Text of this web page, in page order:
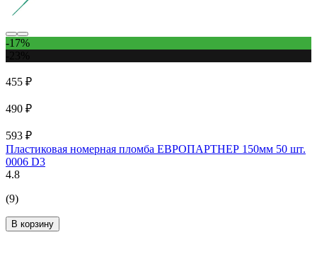
-17%
455 ₽
490 ₽
593 ₽
Пластиковая номерная пломба ЕВРОПАРТНЕР 150мм 50 шт.
0006 D3
4.8
(9)
В корзину